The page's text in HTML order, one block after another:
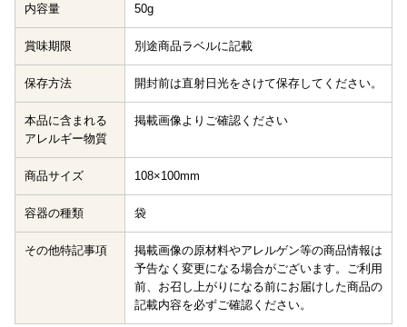
内容量 50g
賞味期限 別途商品ラベルに記載
保存方法 開封前は直射日光をさけて保存してください。
本品に含まれる
アレルギー物質
掲載画像よりご確認ください
商品サイズ 108×100mm
容器の種類 袋
その他特記事項
掲載画像の原材料やアレルゲン等の商品情報は
予告なく変更になる場合がございます。ご利用
前、お召し上がりになる前にお届けした商品の
記載内容を必ずご確認ください。